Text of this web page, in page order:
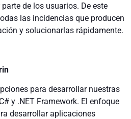
de los usuarios. De este
las incidencias que producen
y solucionarlas rápidamente.
para desarrollar nuestras
y .NET Framework. El enfoque
desarrollar aplicaciones